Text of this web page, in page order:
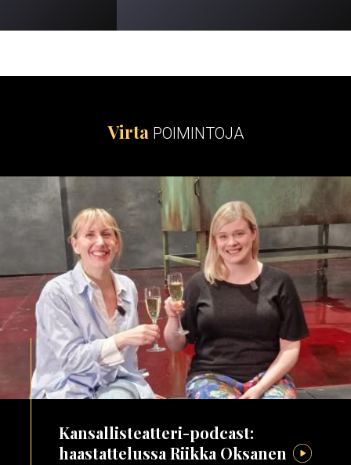
Virta POIMINTOJA
Kansallisteatteri-podcast:
haastattelussa Riikka Oksanen